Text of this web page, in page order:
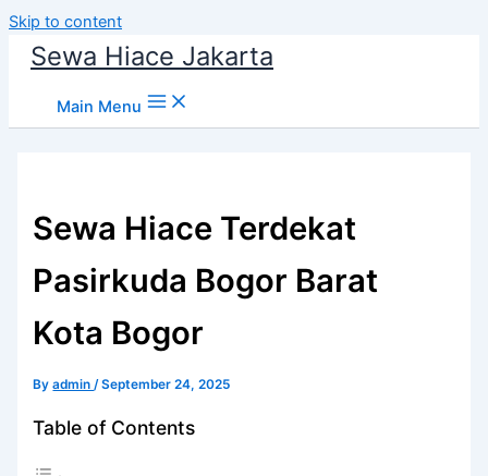
Skip to content
Sewa Hiace Jakarta
Main Menu
Sewa Hiace Terdekat
Pasirkuda Bogor Barat
Kota Bogor
Byadmin/September 24, 2025
Table of Contents